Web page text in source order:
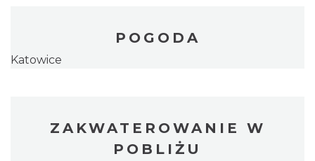
POGODA
Katowice
ZAKWATEROWANIE W
POBLIŻU